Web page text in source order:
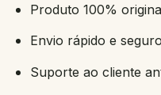
Produto 100%
Envio rápido e
Suporte ao cliente